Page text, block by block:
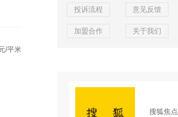
/平米
投诉流程 意见反馈
加盟合作 关于我们
搜狐焦点